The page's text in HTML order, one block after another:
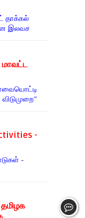
தாக்கல்
இலவச
மாவட்ட
-
-